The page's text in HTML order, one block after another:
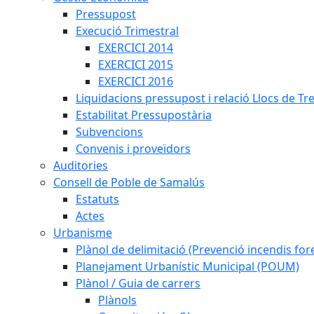
Pressupost
Execució Trimestral
EXERCICI 2014
EXERCICI 2015
EXERCICI 2016
Liquidacions pressupost i relació Llocs de
Estabilitat Pressupostària
Subvencions
Convenis i proveïdors
Auditories
Consell de Poble de Samalús
Estatuts
Actes
Urbanisme
Plànol de delimitació (Prevenció incendis
Planejament Urbanístic Municipal (POUM)
Plànol / Guia de carrers
Plànols